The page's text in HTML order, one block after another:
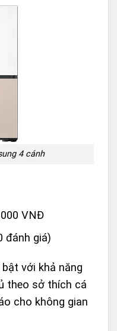
4 cánh
VNĐ
giá)
bật với khả năng
theo sở thích cá
cho không gian